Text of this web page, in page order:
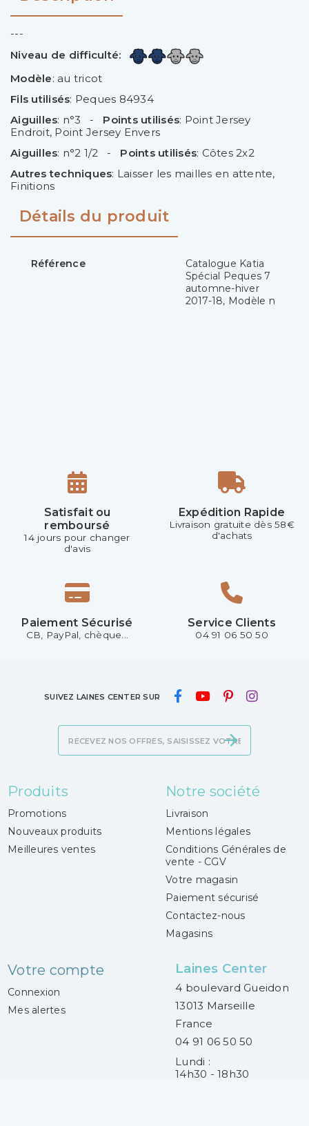
---
Niveau de difficulté:
Modèle: au tricot
Fils utilisés: Peques 84934
Aiguilles: n°3 - Points utilisés: Point Jersey
Endroit, Point Jersey Envers
Aiguilles: n°2 1/2 - Points utilisés: Côtes 2x2
Autres techniques: Laisser les mailles en attente,
Finitions
Détails du produit
Référence
Catalogue Katia
Spécial Peques 7
automne-hiver
2017-18, Modèle n
Satisfait ou
remboursé
14 jours pour changer
d'avis
Expédition Rapide
Livraison gratuite dès 58€
d'achats
Paiement Sécurisé
CB, PayPal, chèque...
Service Clients
04 91 06 50 50
SUIVEZ LAINES CENTER SUR
Produits
Promotions
Nouveaux produits
Meilleures ventes
Notre société
Livraison
Mentions légales
Conditions Générales de
vente - CGV
Votre magasin
Paiement sécurisé
Contactez-nous
Magasins
Votre compte
Connexion
Mes alertes
Laines Center
4 boulevard Gueidon
13013 Marseille
France
04 91 06 50 50
Lundi :
14h30 - 18h30